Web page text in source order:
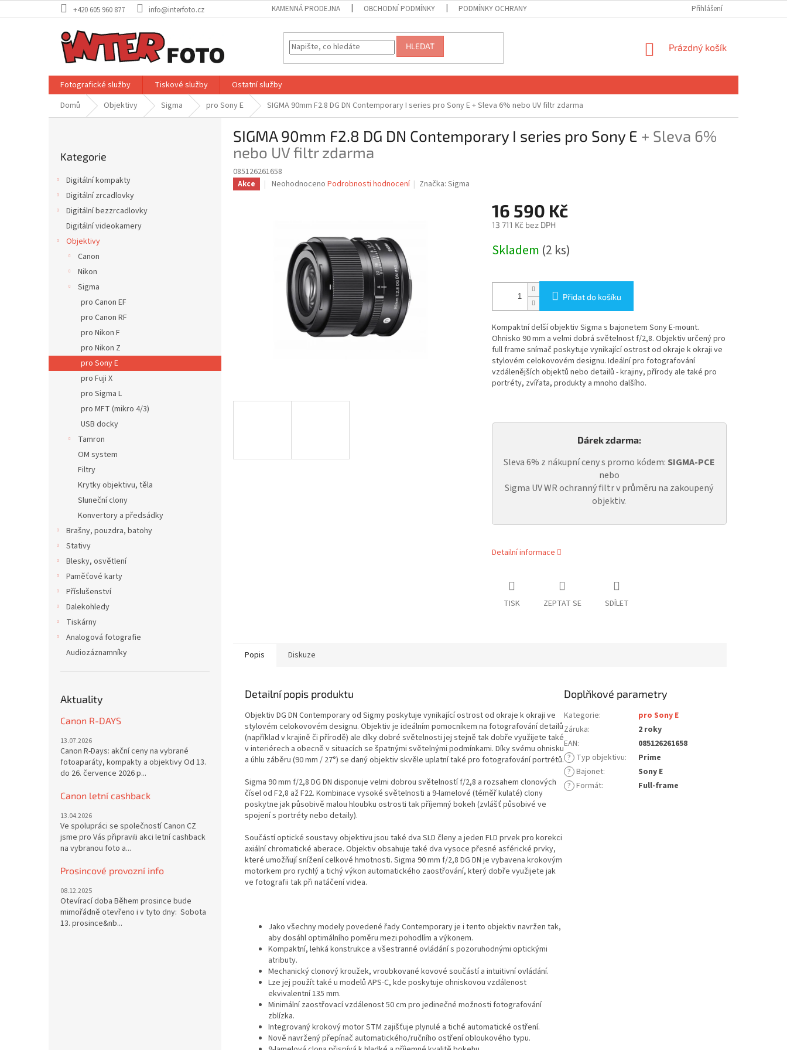
na
+420 605 960 877 info@interfoto.cz KAMENNÁ PRODEJNA OBCHODNÍ PODMÍNKY PODMÍNKY OCHRANY OSOBNÍCH ÚDAJŮ Přihlášení
HLEDAT
NÁKUPNÍ
Prázdný košík
Fotografické služby Tiskové služby
Ostatní služby
Domů
Objektivy Sigma pro Sony E SIGMA 90mm F2.8 DG DN Contemporary I series pro Sony E+ Sleva 6% nebo UV filtr zdarma
kategorie
Kategorie
Digitální kompakty
Digitální zrcadlovky
Digitální bezzrcadlovky
Digitální videokamery
Objektivy
Canon
Nikon
Sigma
pro Canon EF
pro Canon RF
pro Nikon F
pro Nikon Z
pro Sony E
pro Fuji X
pro Sigma L
pro MFT (mikro 4/3)
USB docky
Tamron
OM system
Filtry
Krytky objektivu, těla
Sluneční clony
Konvertory a předsádky
Brašny, pouzdra, batohy
Stativy
Blesky, osvětlení
Paměťové karty
Příslušenství
Dalekohledy
Tiskárny
Analogová fotografie
Audiozáznamníky
Aktuality
Canon R-DAYS
13.07.2026
Canon R-Days: akční ceny na vybrané
fotoaparáty, kompakty a objektivy Od 13.
do 26. července 2026 p...
Canon letní cashback
13.04.2026
Ve spolupráci se společností Canon CZ
jsme pro Vás připravili akci letní cashback
na vybranou foto a...
Prosincové provozní info
08.12.2025
Otevírací doba Během prosince bude
mimořádně otevřeno i v tyto dny: Sobota
13. prosince&nb...
SIGMA 90mm F2.8 DG DN Contemporary I series pro Sony E + Sleva 6%
nebo UV filtr zdarma
085126261658
Akce
Průměrné
hvězdiček.
Neohodnoceno Podrobnosti hodnocení Značka:Sigma
16 590 Kč
13 711 Kč bez DPH
cena:
Skladem (2 ks)
Přidat do košíku
Kompaktní delší objektiv Sigma s bajonetem Sony E-mount.
Ohnisko 90 mm a velmi dobrá světelnost f/2,8. Objektiv určený pro
full frame snímač poskytuje vynikající ostrost od okraje k okraji ve
stylovém celokovovém designu. Ideální pro fotografování
vzdálenějších objektů nebo detailů - krajiny, přírody ale také pro
portréty, zvířata, produkty a mnoho dalšího.
Dárek zdarma:
Sleva 6% z nákupní ceny s promo kódem: SIGMA-PCE
nebo
Sigma UV WR ochranný filtr v průměru na zakoupený
objektiv.
Detailní informace
TISK ZEPTAT SE SDÍLET
Popis Diskuze
Detailní popis produktu
Objektiv DG DN Contemporary od Sigmy poskytuje vynikající ostrost od okraje k okraji ve
stylovém celokovovém designu. Objektiv je ideálním pomocníkem na fotografování detailů
(například v krajině či přírodě) ale díky dobré světelnosti jej stejně tak dobře využijete také
v interiérech a obecně v situacích se špatnými světelnými podmínkami. Díky svému ohnisku
a úhlu záběru (90 mm / 27°) se daný objektiv skvěle uplatní také pro fotografování portrétů.
Sigma 90 mm f/2,8 DG DN disponuje velmi dobrou světelností f/2,8 a rozsahem clonových
čísel od F2,8 až F22. Kombinace vysoké světelnosti a 9-lamelové (téměř kulaté) clony
poskytne jak působivě malou hloubku ostrosti tak příjemný bokeh (zvlášť působivé ve
spojení s portréty nebo detaily).
Součástí optické soustavy objektivu jsou také dva SLD členy a jeden FLD prvek pro korekci
axiální chromatické aberace. Objektiv obsahuje také dva vysoce přesné asférické prvky,
které umožňují snížení celkové hmotnosti. Sigma 90 mm f/2,8 DG DN je vybavena krokovým
motorkem pro rychlý a tichý výkon automatického zaostřování, který dobře využijete jak
ve fotografii tak při natáčení videa.
Jako všechny modely povedené řady Contemporary je i tento objektiv navržen tak,
aby dosáhl optimálního poměru mezi pohodlím a výkonem.
Kompaktní, lehká konstrukce a všestranné ovládání s pozoruhodnými optickými
atributy.
Mechanický clonový kroužek, vroubkované kovové součástí a intuitivní ovládání.
Lze jej použít také u modelů APS-C, kde poskytuje ohniskovou vzdálenost
ekvivalentní 135 mm.
Minimální zaostřovací vzdálenost 50 cm pro jedinečné možnosti fotografování
zblízka.
Integrovaný krokový motor STM zajišťuje plynulé a tiché automatické ostření.
Nově navržený přepínač automatického/ručního ostření obloukového typu.
Doplňkové parametry
Kategorie:
pro Sony E
Záruka:
2 roky
EAN:
085126261658
? Typ objektivu:
Prime
? Bajonet:
Sony E
? Formát: Full-frame